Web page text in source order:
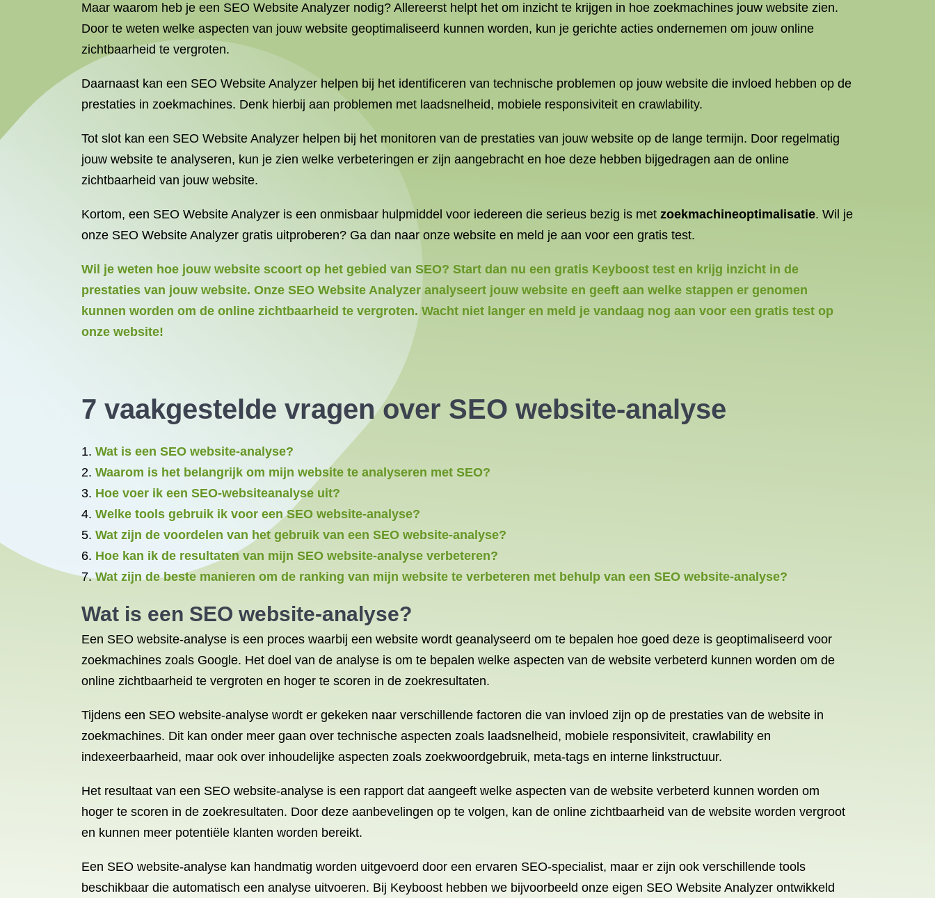
Maar waarom heb je een SEO Website Analyzer nodig? Allereerst helpt het om inzicht te krijgen in hoe zoekmachines jouw website zien.
Door te weten welke aspecten van jouw website geoptimaliseerd kunnen worden, kun je gerichte acties ondernemen om jouw online
zichtbaarheid te vergroten.
Daarnaast kan een SEO Website Analyzer helpen bij het identificeren van technische problemen op jouw website die invloed hebben op de
prestaties in zoekmachines. Denk hierbij aan problemen met laadsnelheid, mobiele responsiviteit en crawlability.
Tot slot kan een SEO Website Analyzer helpen bij het monitoren van de prestaties van jouw website op de lange termijn. Door regelmatig
jouw website te analyseren, kun je zien welke verbeteringen er zijn aangebracht en hoe deze hebben bijgedragen aan de online
zichtbaarheid van jouw website.
Kortom, een SEO Website Analyzer is een onmisbaar hulpmiddel voor iedereen die serieus bezig is met zoekmachineoptimalisatie. Wil je
onze SEO Website Analyzer gratis uitproberen? Ga dan naar onze website en meld je aan voor een gratis test.
Wil je weten hoe jouw website scoort op het gebied van SEO? Start dan nu een gratis Keyboost test en krijg inzicht in de
prestaties van jouw website. Onze SEO Website Analyzer analyseert jouw website en geeft aan welke stappen er genomen
kunnen worden om de online zichtbaarheid te vergroten. Wacht niet langer en meld je vandaag nog aan voor een gratis test op
onze website!
7 vaakgestelde vragen over SEO website-analyse
Wat is een SEO website-analyse?
Waarom is het belangrijk om mijn website te analyseren met SEO?
Hoe voer ik een SEO-websiteanalyse uit?
Welke tools gebruik ik voor een SEO website-analyse?
Wat zijn de voordelen van het gebruik van een SEO website-analyse?
Hoe kan ik de resultaten van mijn SEO website-analyse verbeteren?
Wat zijn de beste manieren om de ranking van mijn website te verbeteren met behulp van een SEO website-analyse?
Wat is een SEO website-analyse?
Een SEO website-analyse is een proces waarbij een website wordt geanalyseerd om te bepalen hoe goed deze is geoptimaliseerd voor
zoekmachines zoals Google. Het doel van de analyse is om te bepalen welke aspecten van de website verbeterd kunnen worden om de
online zichtbaarheid te vergroten en hoger te scoren in de zoekresultaten.
Tijdens een SEO website-analyse wordt er gekeken naar verschillende factoren die van invloed zijn op de prestaties van de website in
zoekmachines. Dit kan onder meer gaan over technische aspecten zoals laadsnelheid, mobiele responsiviteit, crawlability en
indexeerbaarheid, maar ook over inhoudelijke aspecten zoals zoekwoordgebruik, meta-tags en interne linkstructuur.
Het resultaat van een SEO website-analyse is een rapport dat aangeeft welke aspecten van de website verbeterd kunnen worden om
hoger te scoren in de zoekresultaten. Door deze aanbevelingen op te volgen, kan de online zichtbaarheid van de website worden vergroot
en kunnen meer potentiële klanten worden bereikt.
Een SEO website-analyse kan handmatig worden uitgevoerd door een ervaren SEO-specialist, maar er zijn ook verschillende tools
beschikbaar die automatisch een analyse uitvoeren. Bij Keyboost hebben we bijvoorbeeld onze eigen SEO Website Analyzer ontwikkeld